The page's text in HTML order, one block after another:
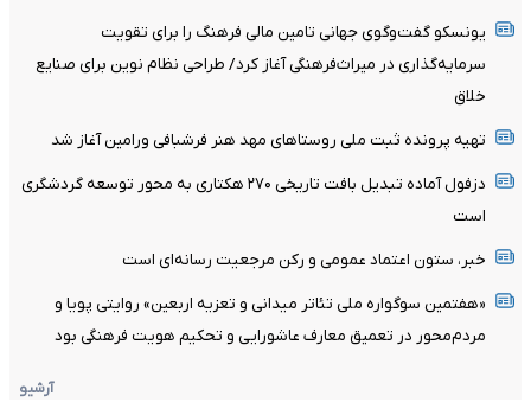
یونسکو گفت‌وگوی جهانی تامین مالی فرهنگ را برای تقویت
سرمایه‌گذاری در میراث‌فرهنگی آغاز کرد/ طراحی نظام نوین برای صنایع
خلاق
تهیه پرونده ثبت ملی روستاهای مهد هنر فرشبافی ورامین آغاز شد
دزفول آماده تبدیل بافت تاریخی ۲۷۰ هکتاری به محور توسعه گردشگری
است
خبر، ستون اعتماد عمومی و رکن مرجعیت رسانه‌ای است
«هفتمین سوگواره ملی تئاتر میدانی و تعزیه اربعین» روایتی پویا و
مردم‌محور در تعمیق معارف عاشورایی و تحکیم هویت فرهنگی بود
آرشیو